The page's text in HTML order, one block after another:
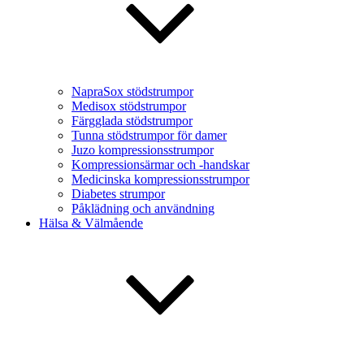
NapraSox stödstrumpor
Medisox stödstrumpor
Färgglada stödstrumpor
Tunna stödstrumpor för damer
Juzo kompressionsstrumpor
Kompressionsärmar och -handskar
Medicinska kompressionsstrumpor
Diabetes strumpor
Påklädning och användning
Hälsa & Välmående